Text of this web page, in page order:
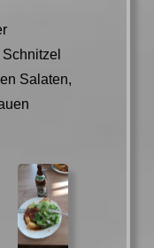
Salaten,